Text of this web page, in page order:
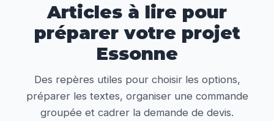
Articles à lire pour
préparer votre projet
Essonne
Des repères utiles pour choisir les options,
préparer les textes, organiser une commande
groupée et cadrer la demande de devis.